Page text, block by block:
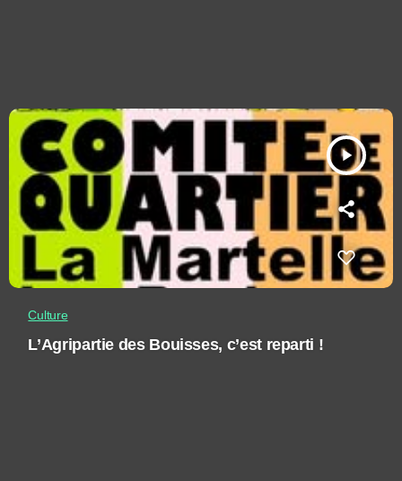
play_arrow
Culture
L’Agripartie des Bouisses, c’est reparti !